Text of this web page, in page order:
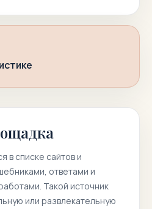
в списке сайтов и
ответами и
Такой источник
или развлекательную